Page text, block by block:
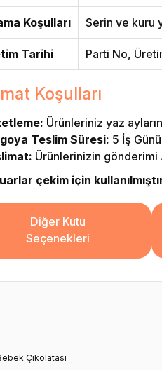
Koşulları Serin ve kuru
Tarihi Parti No,
Koşulları
Ürünleriniz yaz
Teslim Süresi: 5 İş
Ürünlerinizin gönderimi
çekim için
Diğer Kutu
Seçenekleri
Çikolatası